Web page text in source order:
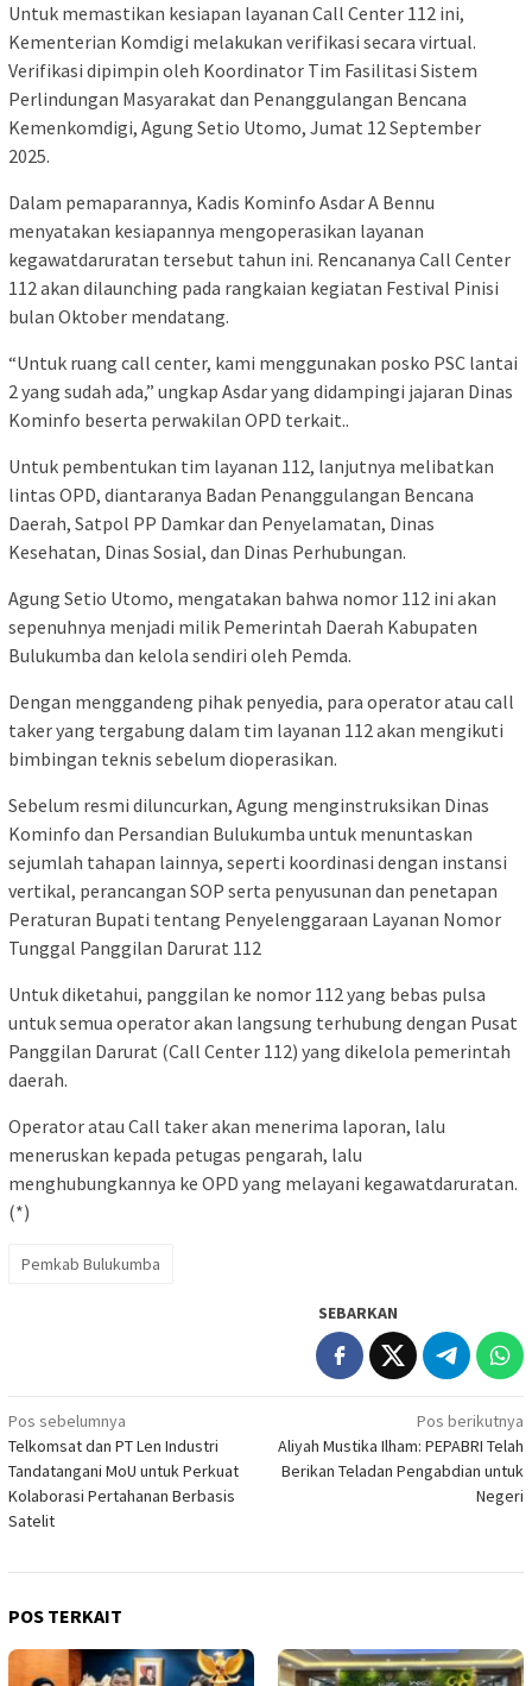
Untuk memastikan kesiapan layanan Call Center 112 ini,
Kementerian Komdigi melakukan verifikasi secara virtual.
Verifikasi dipimpin oleh Koordinator Tim Fasilitasi Sistem
Perlindungan Masyarakat dan Penanggulangan Bencana
Kemenkomdigi, Agung Setio Utomo, Jumat 12 September
2025.
Dalam pemaparannya, Kadis Kominfo Asdar A Bennu
menyatakan kesiapannya mengoperasikan layanan
kegawatdaruratan tersebut tahun ini. Rencananya Call Center
112 akan dilaunching pada rangkaian kegiatan Festival Pinisi
bulan Oktober mendatang.
“Untuk ruang call center, kami menggunakan posko PSC lantai
2 yang sudah ada,” ungkap Asdar yang didampingi jajaran Dinas
Kominfo beserta perwakilan OPD terkait..
Untuk pembentukan tim layanan 112, lanjutnya melibatkan
lintas OPD, diantaranya Badan Penanggulangan Bencana
Daerah, Satpol PP Damkar dan Penyelamatan, Dinas
Kesehatan, Dinas Sosial, dan Dinas Perhubungan.
Agung Setio Utomo, mengatakan bahwa nomor 112 ini akan
sepenuhnya menjadi milik Pemerintah Daerah Kabupaten
Bulukumba dan kelola sendiri oleh Pemda.
Dengan menggandeng pihak penyedia, para operator atau call
taker yang tergabung dalam tim layanan 112 akan mengikuti
bimbingan teknis sebelum dioperasikan.
Sebelum resmi diluncurkan, Agung menginstruksikan Dinas
Kominfo dan Persandian Bulukumba untuk menuntaskan
sejumlah tahapan lainnya, seperti koordinasi dengan instansi
vertikal, perancangan SOP serta penyusunan dan penetapan
Peraturan Bupati tentang Penyelenggaraan Layanan Nomor
Tunggal Panggilan Darurat 112
Untuk diketahui, panggilan ke nomor 112 yang bebas pulsa
untuk semua operator akan langsung terhubung dengan Pusat
Panggilan Darurat (Call Center 112) yang dikelola pemerintah
daerah.
Operator atau Call taker akan menerima laporan, lalu
meneruskan kepada petugas pengarah, lalu
menghubungkannya ke OPD yang melayani kegawatdaruratan.
(*)
Pemkab Bulukumba
SEBARKAN
Navigasi
pos
Pos sebelumnya
Telkomsat dan PT Len Industri
Tandatangani MoU untuk Perkuat
Kolaborasi Pertahanan Berbasis
Satelit
Pos berikutnya
Aliyah Mustika Ilham: PEPABRI Telah
Berikan Teladan Pengabdian untuk
Negeri
POS TERKAIT